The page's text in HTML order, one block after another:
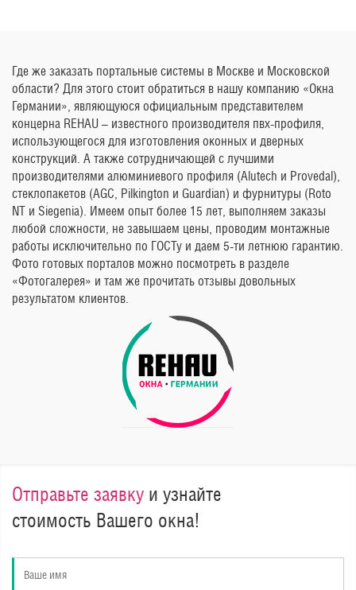
Где же заказать портальные системы в Москве и Московской
области? Для этого стоит обратиться в нашу компанию «Окна
Германии», являющуюся официальным представителем
концерна REHAU – известного производителя пвх-профиля,
использующегося для изготовления оконных и дверных
конструкций. А также сотрудничающей с лучшими
производителями алюминиевого профиля (Alutech и Provedal),
стеклопакетов (AGС, Pilkington и Guardian) и фурнитуры (Roto
NT и Siegenia). Имеем опыт более 15 лет, выполняем заказы
любой сложности, не завышаем цены, проводим монтажные
работы исключительно по ГОСТу и даем 5-ти летнюю гарантию.
Фото готовых порталов можно посмотреть в разделе
«Фотогалерея» и там же прочитать отзывы довольных
результатом клиентов.
Отправьте заявку и узнайте
стоимость Вашего окна!